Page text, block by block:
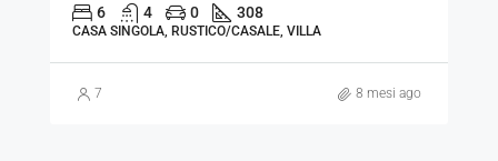
6 4 0 308
CASA SINGOLA, RUSTICO/CASALE, VILLA
7 8 mesi ago